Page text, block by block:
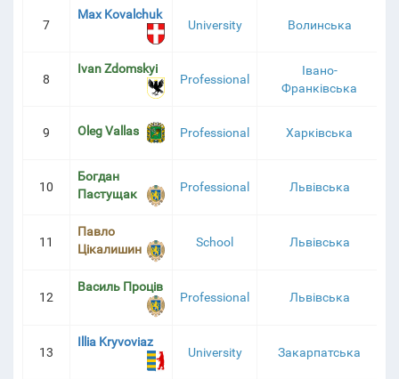
7
Max Kovalchuk
University Волинська
8
Ivan Zdomskyi
Professional
Івано-
Франківська
9 Oleg Vallas Professional Харківська
10
Богдан
Пастущак
Professional Львівська
11
Павло
Цікалишин
School Львівська
12
Василь Проців
Professional Львівська
13
Illia Kryvoviaz
University Закарпатська